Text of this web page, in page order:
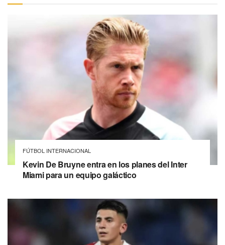
FÚTBOL INTERNACIONAL
Kevin De Bruyne entra en los planes del Inter
Miami para un equipo galáctico